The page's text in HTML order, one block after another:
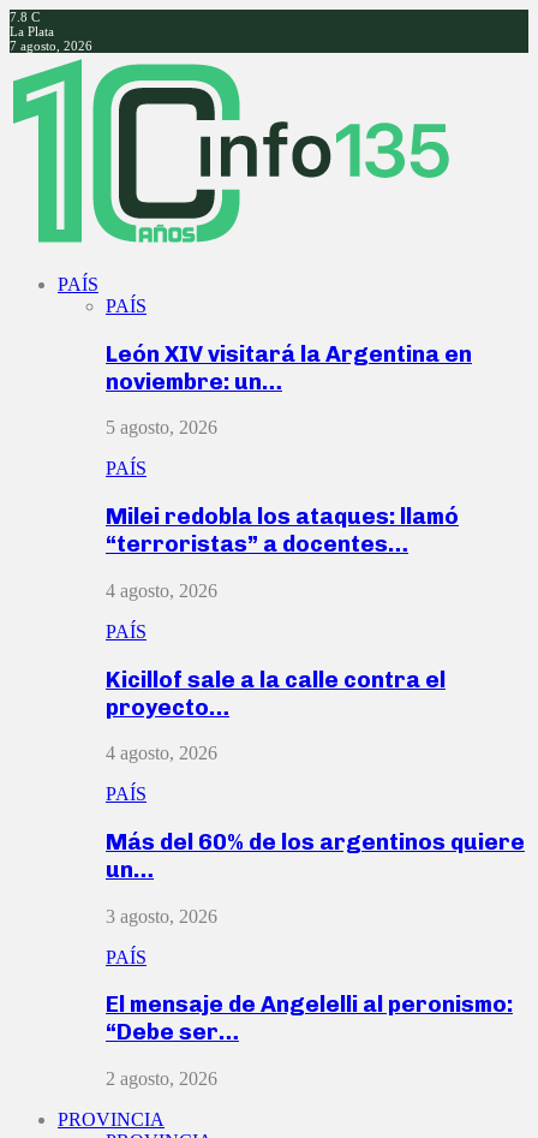
7.8 C
La Plata
7 agosto, 2026
Facebook
Twitter
Instagram
Youtube
PAÍS
PAÍS
León XIV visitará la Argentina en
noviembre: un…
5 agosto, 2026
PAÍS
Milei redobla los ataques: llamó
“terroristas” a docentes…
4 agosto, 2026
PAÍS
Kicillof sale a la calle contra el
proyecto…
4 agosto, 2026
PAÍS
Más del 60% de los argentinos quiere
un…
3 agosto, 2026
PAÍS
El mensaje de Angelelli al peronismo:
“Debe ser…
2 agosto, 2026
PROVINCIA